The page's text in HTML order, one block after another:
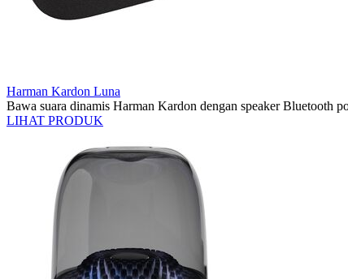
Harman Kardon Luna
Bawa suara dinamis Harman Kardon dengan speaker Bluetooth
LIHAT PRODUK